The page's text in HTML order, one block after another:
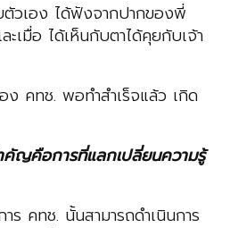
ตัวเอง ได้ฟังจากปากของพี่
ะเมื่อ ได้เห็นกับตาได้คุยกับเจ้า
ง คทช. พอทำสำเร็จแล้ว เกิด
คัญคือการที่แลกเปลี่ยนความรู้
คทช. นั้นสามารถดำเนินการ